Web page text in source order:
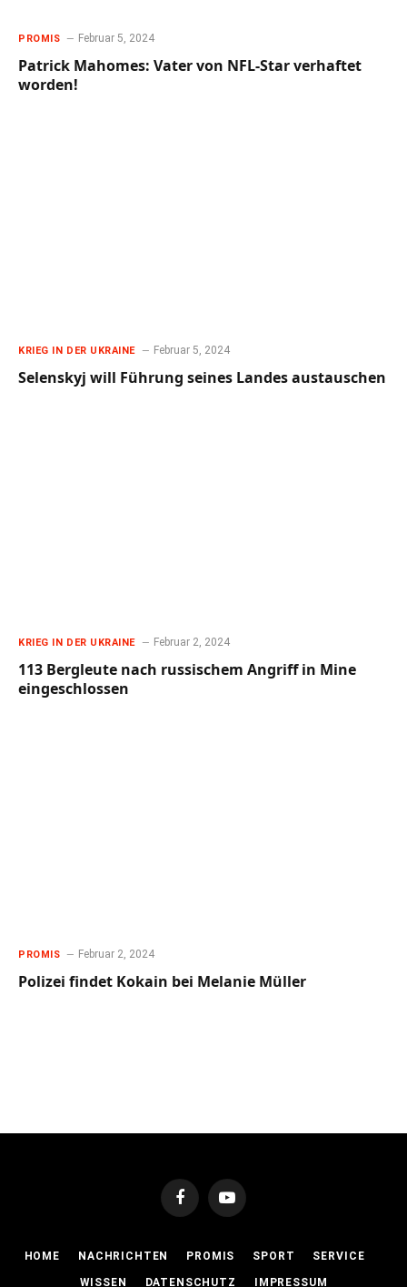
PROMIS Februar 5, 2024
Patrick Mahomes: Vater von NFL-Star verhaftet
worden!
KRIEG IN DER UKRAINE Februar 5, 2024
Selenskyj will Führung seines Landes austauschen
KRIEG IN DER UKRAINE Februar 2, 2024
113 Bergleute nach russischem Angriff in Mine
eingeschlossen
PROMIS Februar 2, 2024
Polizei findet Kokain bei Melanie Müller
FacebookYouTube
HOME NACHRICHTEN PROMIS SPORT SERVICE
WISSEN DATENSCHUTZ IMPRESSUM